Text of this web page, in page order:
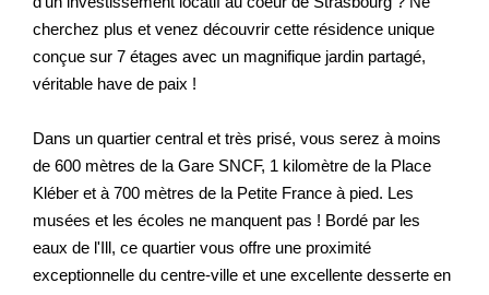
cherchez plus et venez découvrir cette résidence unique
conçue sur 7 étages avec un magnifique jardin partagé,
véritable have de paix !
Dans un quartier central et très prisé, vous serez à moins
de 600 mètres de la Gare SNCF, 1 kilomètre de la Place
Kléber et à 700 mètres de la Petite France à pied. Les
musées et les écoles ne manquent pas ! Bordé par les
eaux de l'Ill, ce quartier vous offre une proximité
exceptionnelle du centre-ville et une excellente desserte en